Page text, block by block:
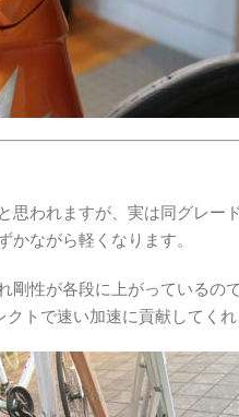
思われますが、実は同グレ
かながら軽くなります。
剛性が各段に上がっている
クトで速い加速に貢献してくれ